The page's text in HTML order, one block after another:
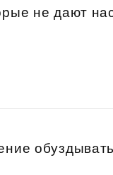
не дают